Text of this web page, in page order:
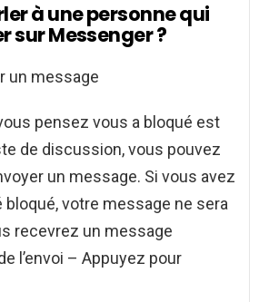
à une personne qui
sur Messenger ?
un message
pensez vous a bloqué est
de discussion, vous pouvez
un message. Si vous avez
votre message ne sera
recevrez un message
l’envoi – Appuyez pour